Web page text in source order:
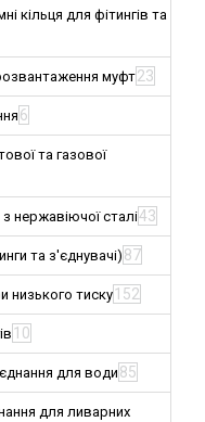
кільця для фітингів та
муфт23
6
та газової
з нержавіючої сталі43
та з'єднувачі) 87
низького тиску 152
10
для води 85
для ливарних